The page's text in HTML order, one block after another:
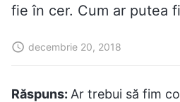
fie în cer. Cum ar putea
decembrie 20, 2018
Răspuns: Ar trebui să fim